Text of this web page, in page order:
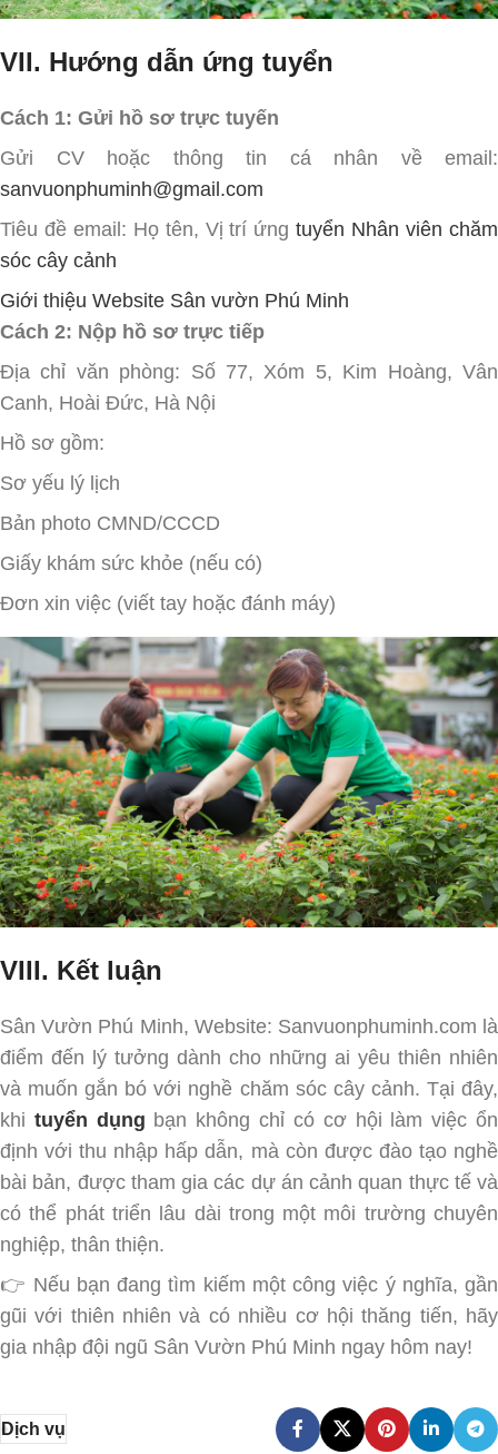
VII. Hướng dẫn ứng tuyển
Cách 1: Gửi hồ sơ trực tuyến
Gửi CV hoặc thông tin cá nhân về email:
sanvuonphuminh@gmail.com
Tiêu đề email: Họ tên, Vị trí ứngtuyển Nhân viên chăm
sóc cây cảnh
Giới thiệu Website Sân vườn Phú Minh
Cách 2: Nộp hồ sơ trực tiếp
Địa chỉ văn phòng: Số 77, Xóm 5, Kim Hoàng, Vân
Canh, Hoài Đức, Hà Nội
Hồ sơ gồm:
Sơ yếu lý lịch
Bản photo CMND/CCCD
Giấy khám sức khỏe (nếu có)
Đơn xin việc (viết tay hoặc đánh máy)
VIII. Kết luận
Sân Vườn Phú Minh, Website: Sanvuonphuminh.com là
điểm đến lý tưởng dành cho những ai yêu thiên nhiên
và muốn gắn bó với nghề chăm sóc cây cảnh. Tại đây,
khi tuyển dụng bạn không chỉ có cơ hội làm việc ổn
định với thu nhập hấp dẫn, mà còn được đào tạo nghề
bài bản, được tham gia các dự án cảnh quan thực tế và
có thể phát triển lâu dài trong một môi trường chuyên
nghiệp, thân thiện.
👉 Nếu bạn đang tìm kiếm một công việc ý nghĩa, gần
gũi với thiên nhiên và có nhiều cơ hội thăng tiến, hãy
gia nhập đội ngũ Sân Vườn Phú Minh ngay hôm nay!
Dịch vụ